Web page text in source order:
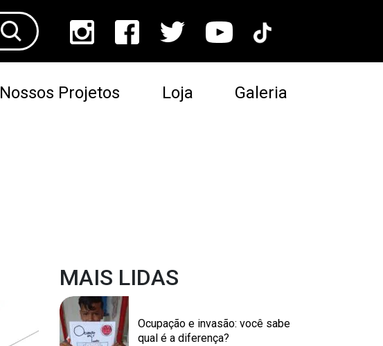
Nossos Projetos Loja Galeria
MAIS LIDAS
Ocupação e invasão: você sabe
qual é a diferença?